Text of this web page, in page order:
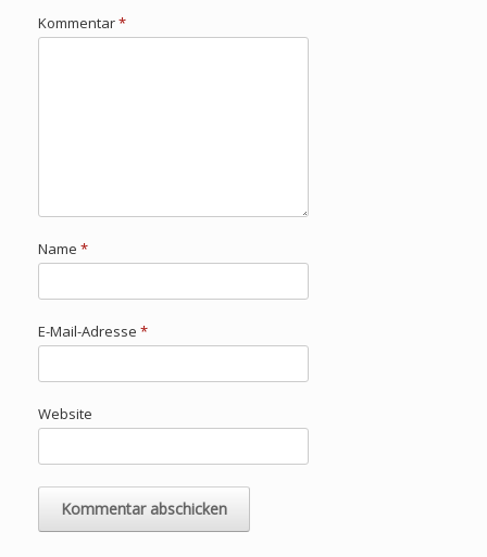
Kommentar*
Name *
E-Mail-Adresse *
Website